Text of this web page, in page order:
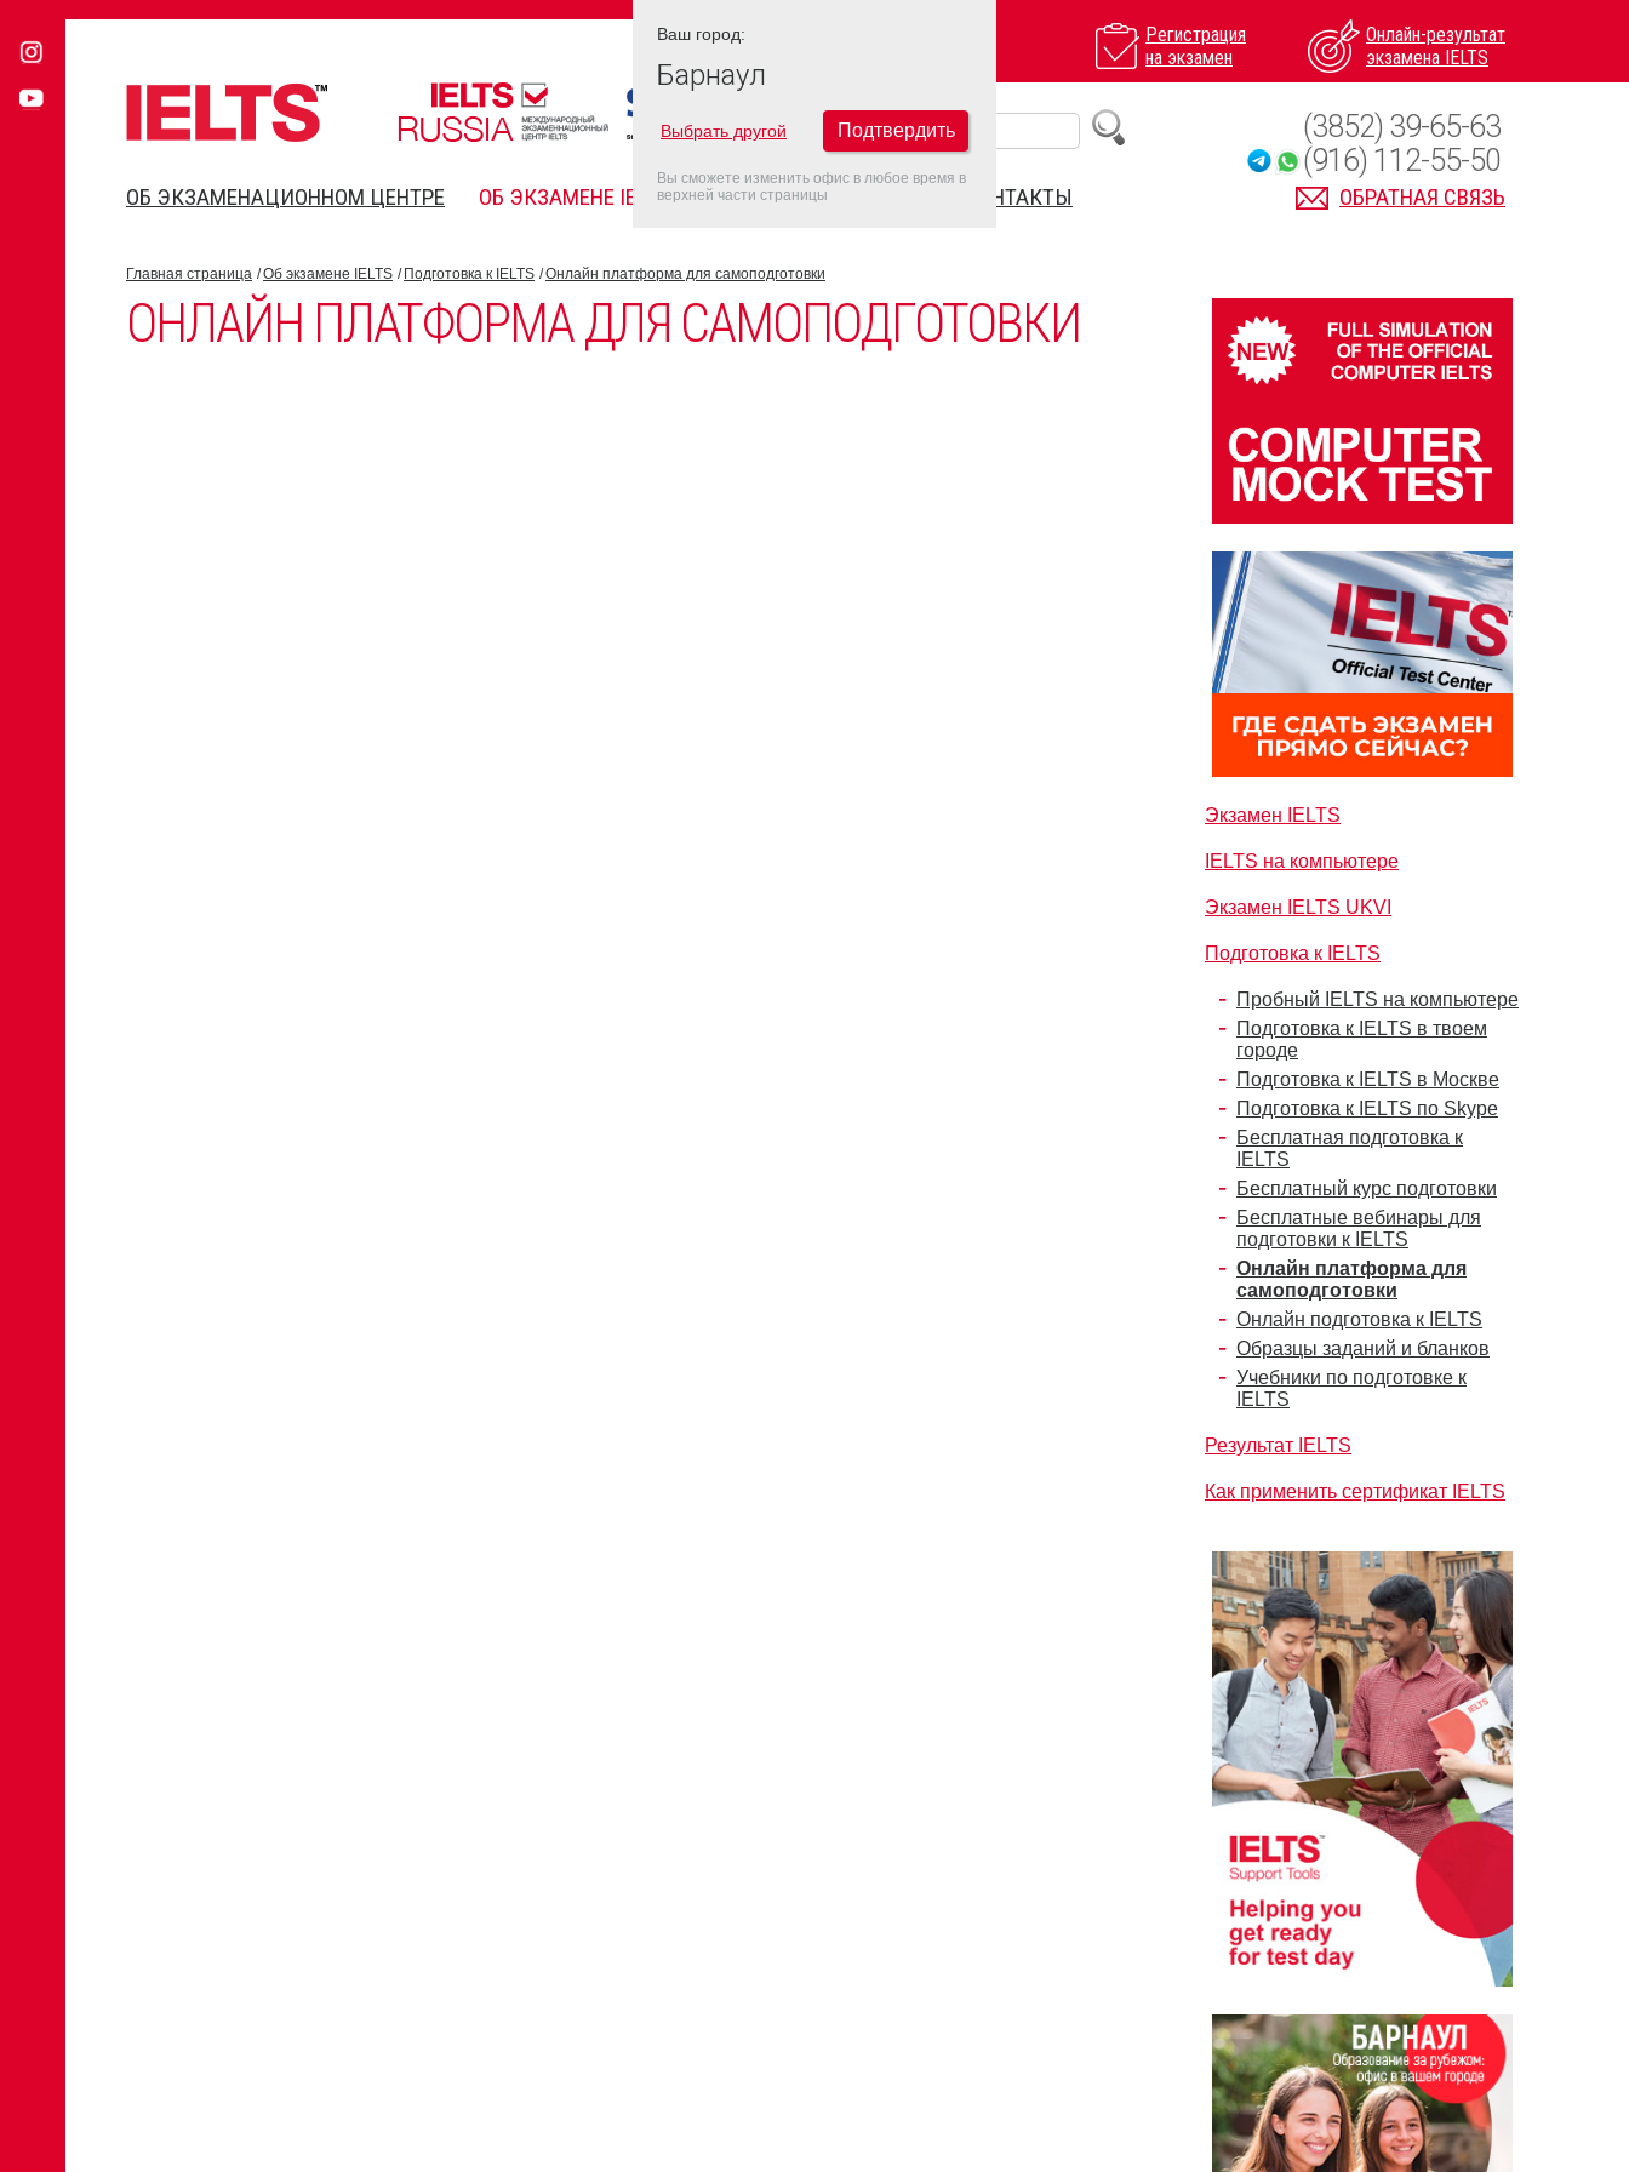
Регистрация
на экзамен
Онлайн-результат
экзамена IELTS
ОБ ЭКЗАМЕНАЦИОННОМ ЦЕНТРЕ ОБ ЭКЗАМЕНЕ IELTS FAQ ДАТЫ IELTS 2022 КОНТАКТЫ ОБРАТНАЯ СВЯЗЬ
(3852) 39-65-63
(916) 112-55-50
Главная страница Об экзамене IELTS Подготовка к IELTS Онлайн платформа для самоподготовки
ОНЛАЙН ПЛАТФОРМА ДЛЯ САМОПОДГОТОВКИ
Экзамен IELTS
IELTS на компьютере
Экзамен IELTS UKVI
Подготовка к IELTS
Пробный IELTS на компьютере
Подготовка к IELTS в твоем
городе
Подготовка к IELTS в Москве
Подготовка к IELTS по Skype
Бесплатная подготовка к
IELTS
Бесплатный курс подготовки
Бесплатные вебинары для
подготовки к IELTS
Онлайн платформа для
самоподготовки
Онлайн подготовка к IELTS
Образцы заданий и бланков
Учебники по подготовке к
IELTS
Результат IELTS
Как применить сертификат IELTS
Ваш город:
Барнаул
Выбрать другой Подтвердить
Вы сможете изменить офис в любое время в
верхней части страницы